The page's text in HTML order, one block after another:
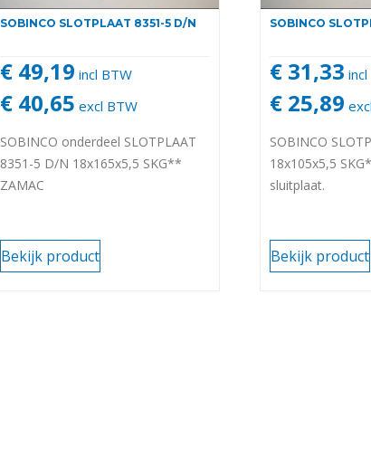
SOBINCO SLOTPLAAT 8351-5 D/N
€ 49,19 incl BTW
€ 40,65 excl BTW
SOBINCO onderdeel SLOTPLAAT
8351-5 D/N 18x165x5,5 SKG**
ZAMAC
Bekijk product
SOBINCO
€ 31,33
€ 25,89
SOBINCO
18x105x5,5
sluitplaat.
Bekijk product